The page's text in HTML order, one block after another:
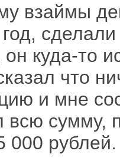
взаймы
год,
куда-то
что
и мне
всю
000